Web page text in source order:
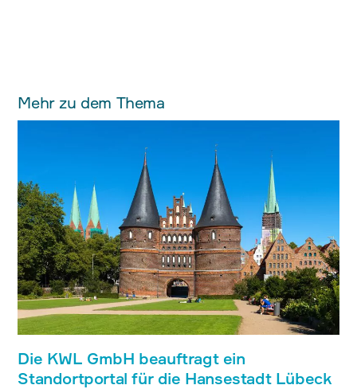
Mehr zu dem Thema
Die KWL GmbH beauftragt ein
Standortportal für die Hansestadt Lübeck